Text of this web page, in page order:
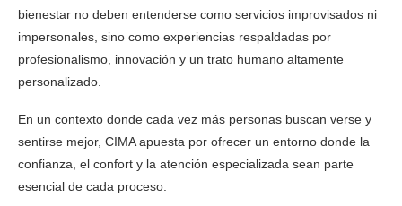
bienestar no deben entenderse como servicios improvisados ni
impersonales, sino como experiencias respaldadas por
profesionalismo, innovación y un trato humano altamente
personalizado.
En un contexto donde cada vez más personas buscan verse y
sentirse mejor, CIMA apuesta por ofrecer un entorno donde la
confianza, el confort y la atención especializada sean parte
esencial de cada proceso.